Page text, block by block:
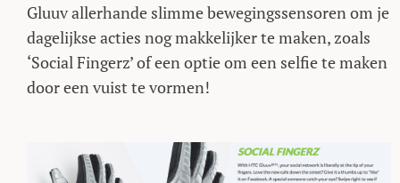
Gluuv allerhande slimme bewegingssensoren om je
dagelijkse acties nog makkelijker te maken, zoals
‘Social Fingerz’ of een optie om een selfie te maken
door een vuist te vormen!